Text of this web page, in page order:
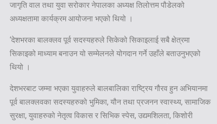
जागृति वाल तथा युवा सरोकार नेपालका अध्यक्ष तिलोत्तम पौडेलको
अध्यक्षतामा कार्यक्रम आयोजना भएको थियो ।
‘देशभरका बालक्लव पूर्व सदस्यहरुले सिकेको सिकाइलाई सबै क्षेत्रमा
सिकाइको माध्याम बनाउन यो सम्मेलनले योगदान गर्ने उहाँले बताउनुभएको
थियो ।
देशभरबाट जम्मा भएका युवाहरुले बालबालिका राष्ट्रिय गौरव हुन अभियानमा
पूर्व बालक्लवका सदस्यहरुको भुमिका, यौन तथा प्रजनन स्वास्थ्य, सामाजिक
सुरक्षा, युवाहरुको नेतृत्व विकास र सिभिक स्पेस, उद्यमशिलता, किशोरी